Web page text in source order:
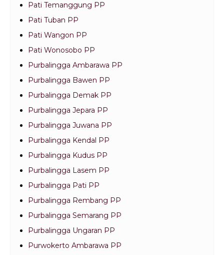
Pati Temanggung PP
Pati Tuban PP
Pati Wangon PP
Pati Wonosobo PP
Purbalingga Ambarawa PP
Purbalingga Bawen PP
Purbalingga Demak PP
Purbalingga Jepara PP
Purbalingga Juwana PP
Purbalingga Kendal PP
Purbalingga Kudus PP
Purbalingga Lasem PP
Purbalingga Pati PP
Purbalingga Rembang PP
Purbalingga Semarang PP
Purbalingga Ungaran PP
Purwokerto Ambarawa PP